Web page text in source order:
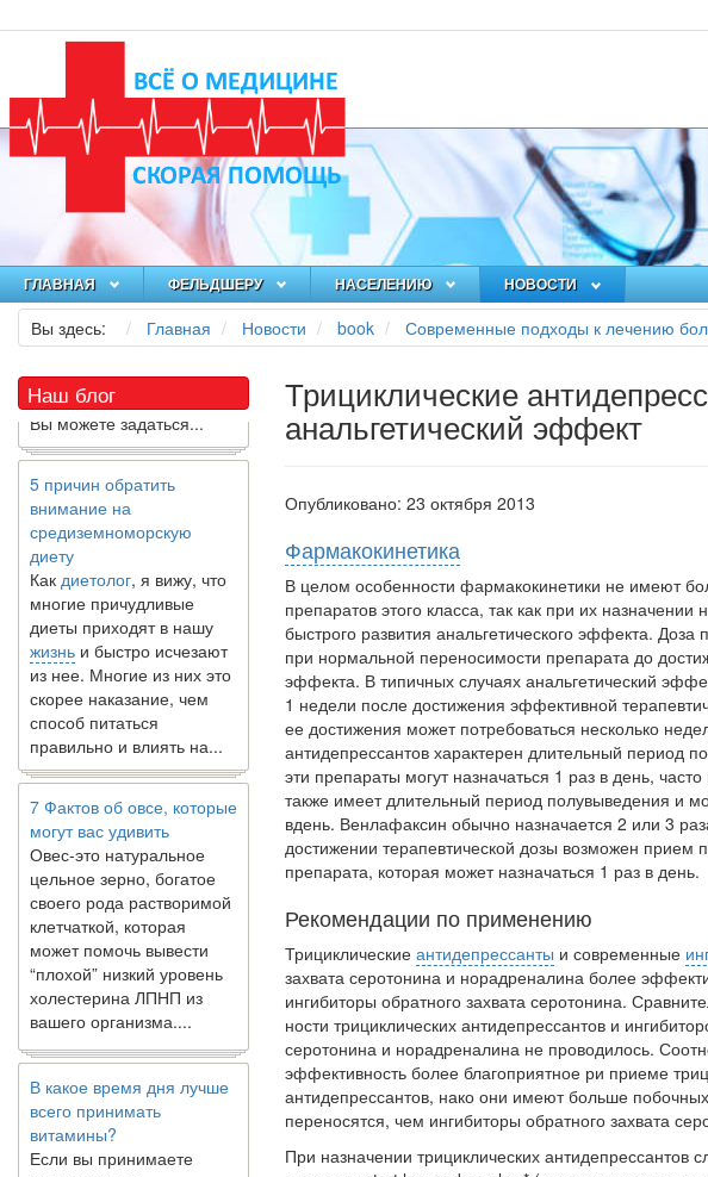
ГЛАВНАЯ ФЕЛЬДШЕРУ НАСЕЛЕНИЮ НОВОСТИ
Вы здесь: Главная Новости book Современные подходы к лечению
Наш блог
Как я заболел во время
локдауна?
Это странная ситуация:
вы соблюдали все меры
предосторожности
COVID-19 (вы почти все
время дома), но, тем не
менее, вы каким-то
образом простудились.
Вы можете задаться...
5 причин обратить
внимание на
средиземноморскую
диету
Какдиетолог
многие причудливые
диеты приходят в нашу
жизньи быстро исчезают
из нее. Многие из них это
скорее наказание, чем
способ питаться
правильно и влиять на...
7 Фактов об овсе, которые
могут вас удивить
Овес-это натуральное
цельное зерно, богатое
своего рода растворимой
клетчаткой, которая
может помочь вывести
“плохой” низкий уровень
холестерина ЛПНП из
вашего организма....
В какое время дня лучше
всего принимать
витамины?
Если вы принимаете
витаминные и
Трициклические
анальгетический эффект
Опубликовано: 23 октября 2013
Фармакокинетика
В целом особенности фармакокинетики не имеют
препаратов это­го класса, так как при их назначении
быстрого развития анальгетическо­го эффекта.
при нормальной переносимости препарата до
эффекта. В типич­ных случаях анальгетический
1 недели после достижения эффективной
ее достижения может потребоваться не­сколько
анти­депрессантов характерен длительный период
эти препараты могут назначаться 1 раз в день,
также имеет длительный период по­лувыведения и
вдень. Венлафаксин обычно назначается 2 или 3
достижении терапевтиче­ской дозы возможен
препарата, которая может назначаться 1 раз в день.
Рекомендации по применению
Трициклические антидепрессанты и совре­менные
захвата серото­нина и норадреналина более
ингибиторы обратного захвата серотонина.
ности трициклических антидепрессантов и
серотонина и нор­адреналина не проводилось.
эффективность более благоприятное ри приеме
антидепрессантов, нако они имеют больше
переносятся, чем ингибиторы обратно­го захвата
При назначении трициклических антиде­прессантов